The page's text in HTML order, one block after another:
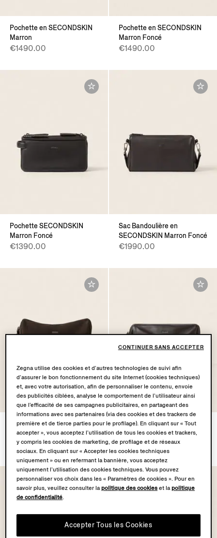
Pochette en SECONDSKIN
Marron
€1490.00
Pochette en SECONDSKIN
Marron Foncé
€1490.00
Pochette SECONDSKIN
Marron Foncé
€1390.00
Sac Bandoulière en
SECONDSKIN Marron Foncé
€1990.00
Pochette SECONDSKIN
Marron Foncé
€1590.00
Pochette SECONDSKIN
Marron Foncé
€1490.00
Zegna utilise des cookies et d’autres technologies de suivi afin
d’assurer le bon fonctionnement du site Internet (cookies techniques)
et, avec votre autorisation, afin de personnaliser le contenu, envoie
des publicités ciblées, analyse le comportement de l’utilisateur ainsi
que l’efficacité de ses campagnes publicitaires, en partageant des
informations avec ses partenaires (via des cookies et des trackers de
première et de tierce parties pour le profilage). En cliquant sur « Tout
accepter », vous acceptez l’utilisation de tous les cookies et trackers,
y compris les cookies de marketing, de profilage et de réseaux
sociaux. En cliquant sur « Accepter les cookies techniques
uniquement » ou en refermant la bannière, vous acceptez
uniquement l’utilisation des cookies techniques. Vous pouvez
personnaliser vos choix dans les « Paramètres de cookies ». Pour en
savoir plus, veuillez consulter lapolitique des cookies et lapolitique
de confidentialité.
Accepter Tous les Cookies
CONTINUER SANS ACCEPTER